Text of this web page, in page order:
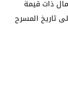
ذات قيمة
تاريخ المسرح